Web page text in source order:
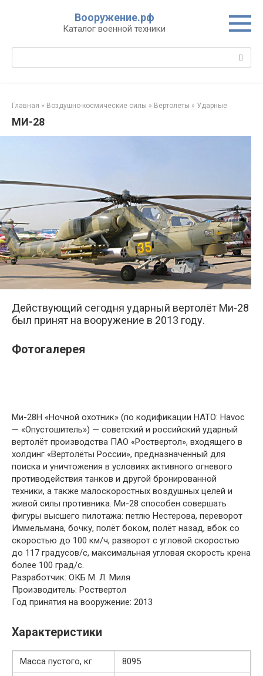
Вооружение.рф
Каталог военной техники
Поиск:
Главная » Воздушно-космические силы » Вертолеты » Ударные
МИ-28
Действующий сегодня ударный вертолёт Ми-28
был принят на вооружение в 2013 году.
Фотогалерея
Ми-28Н «Ночной охотник» (по кодификации НАТО: Havoc
— «Опустошитель») — советский и российский ударный
вертолёт производства ПАО «Роствертол», входящего в
холдинг «Вертолёты России», предназначенный для
поиска и уничтожения в условиях активного огневого
противодействия танков и другой бронированной
техники, а также малоскоростных воздушных целей и
живой силы противника. Ми-28 способен совершать
фигуры высшего пилотажа: петлю Нестерова, переворот
Иммельмана, бочку, полёт боком, полёт назад, вбок со
скоростью до 100 км/ч, разворот с угловой скоростью
до 117 градусов/с, максимальная угловая скорость крена
более 100 град/с.
Разработчик: ОКБ М. Л. Миля
Производитель: Роствертол
Год принятия на вооружение: 2013
Характеристики
Масса пустого, кг
8095